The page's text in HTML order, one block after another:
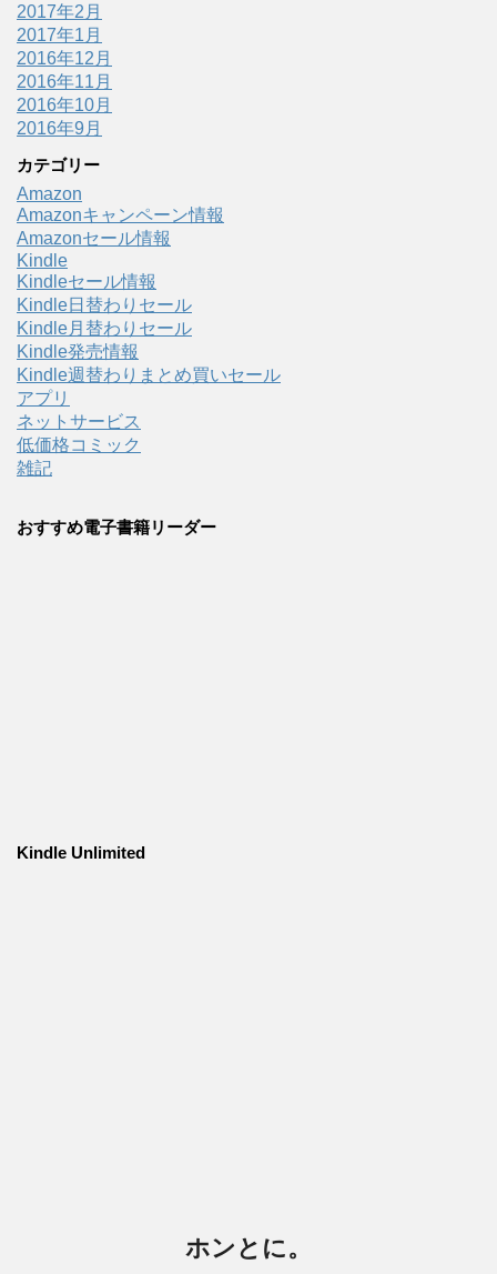
2017年2月
2017年1月
2016年12月
2016年11月
2016年10月
2016年9月
カテゴリー
Amazon
Amazonキャンペーン情報
Amazonセール情報
Kindle
Kindleセール情報
Kindle日替わりセール
Kindle月替わりセール
Kindle発売情報
Kindle週替わりまとめ買いセール
アプリ
ネットサービス
低価格コミック
雑記
おすすめ電子書籍リーダー
Kindle Unlimited
ホンとに。